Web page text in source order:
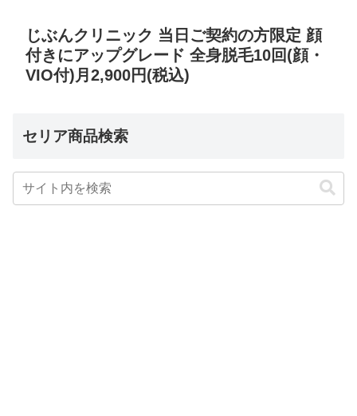
じぶんクリニック 当日ご契約の方限定 顔
付きにアップグレード 全身脱毛10回(顔・
VIO付)月2,900円(税込)
セリア商品検索